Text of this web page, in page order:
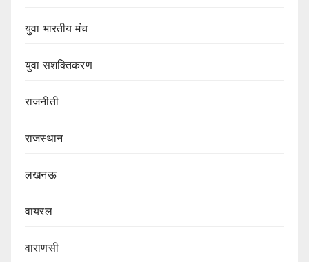
युवा भारतीय मंच
युवा सशक्तिकरण
राजनीती
राजस्थान
लखनऊ
वायरल
वाराणसी